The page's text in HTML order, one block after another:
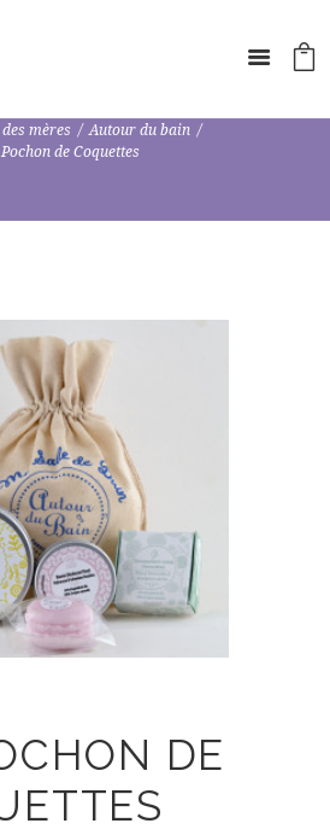
des mères
Autour du bain
de Coquettes
DE